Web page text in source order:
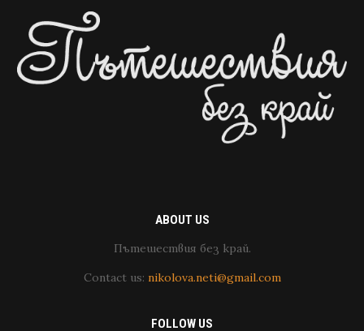
ABOUT US
Пътешествия без край.
Contact us: nikolova.neti@gmail.com
FOLLOW US